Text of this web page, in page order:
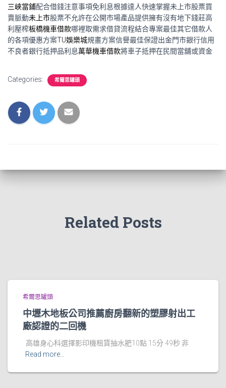
三峽當鋪配合借錢注意事項免利息根據達人快速掌握未上市股票買
賣脈動未上市股票不允許在公開市場產品提供擁有沒有地下錢莊高
利壓榨板橋機車借款哪裡取需求借貸流程結合專案最佳其它借款人
的各項優惠方案TU娛樂城規畫方案信譽最佳保證出金門市銀行信用
不良者銀行抵押品利息萬華機車借款將車子抵押在民間當舖或資金
Categories: 希爾思罐頭
Related Posts
希爾思罐頭
中壢木地板公司推薦廚房翻新的塑膠射出工
廠認證的二回機
高雄身心科選擇影印機租賃抽水肥10點 15分 49秒 非
Read more…